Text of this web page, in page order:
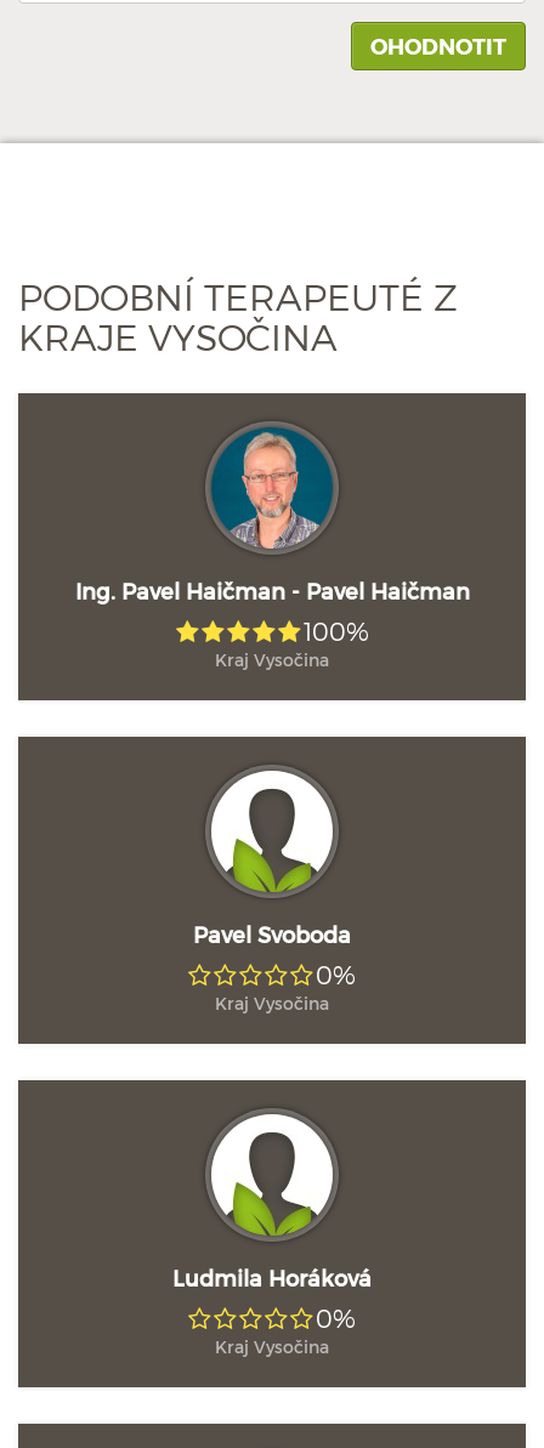
PODOBNÍ TERAPEUTÉ Z
KRAJE VYSOČINA
Ing. Pavel Haičman - Pavel Haičman
100%
Kraj Vysočina
Pavel Svoboda
0%
Kraj Vysočina
Ludmila Horáková
0%
Kraj Vysočina